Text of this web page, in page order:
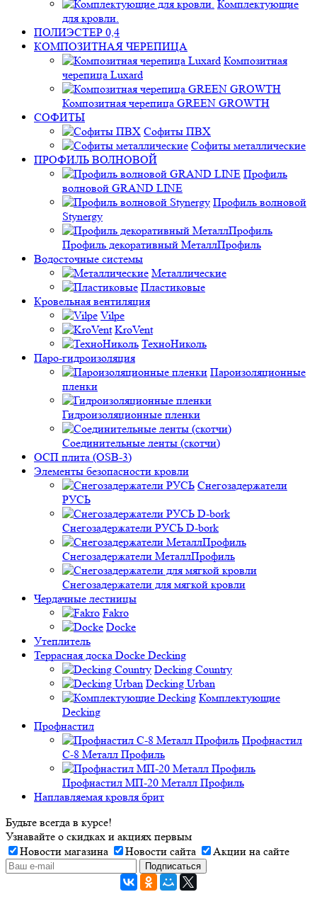
Комплектующие
для кровли.
ПОЛИЭСТЕР 0,4
КОМПОЗИТНАЯ ЧЕРЕПИЦА
Композитная
черепица Luxard
Композитная черепица GREEN GROWTH
СОФИТЫ
Софиты ПВХ
Софиты металлические
ПРОФИЛЬ ВОЛНОВОЙ
Профиль
волновой GRAND LINE
Профиль волновой
Stynergy
Профиль декоративный МеталлПрофиль
Водосточные системы
Металлические
Пластиковые
Кровельная вентиляция
Vilpe
KroVent
ТехноНиколь
Паро-гидроизоляция
Пароизоляционные
пленки
Гидроизоляционные пленки
Соединительные ленты (скотчи)
ОСП плита (OSB-3)
Элементы безопасности кровли
Снегозадержатели
РУСЬ
Снегозадержатели РУСЬ D-bork
Снегозадержатели МеталлПрофиль
Снегозадержатели для мягкой кровли
Чердачные лестницы
Fakro
Docke
Утеплитель
Террасная доска Docke Decking
Decking Country
Decking Urban
Комплектующие
Decking
Профнастил
Профнастил
C-8 Металл Профиль
Профнастил МП-20 Металл Профиль
Наплавляемая кровля брит
Будьте всегда в курсе!
Узнавайте о скидках и акциях первым
Новости магазина
Новости сайта Акции на сайте